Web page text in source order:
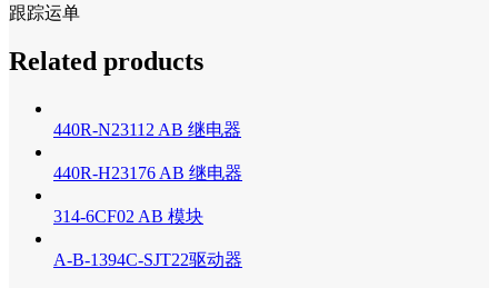
跟踪运单
Related products
440R-N23112 AB 继电器
440R-H23176 AB 继电器
314-6CF02 AB 模块
A-B-1394C-SJT22驱动器